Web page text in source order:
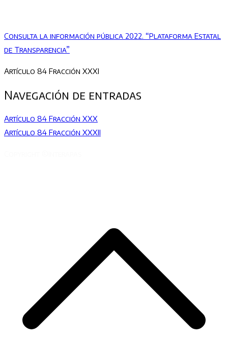
Consulta la información pública 2022. “Plataforma Estatal
de Transparencia”
Artículo 84 Fracción XXXI
Navegación de entradas
Artículo 84 Fracción XXX
Artículo 84 Fracción XXXII